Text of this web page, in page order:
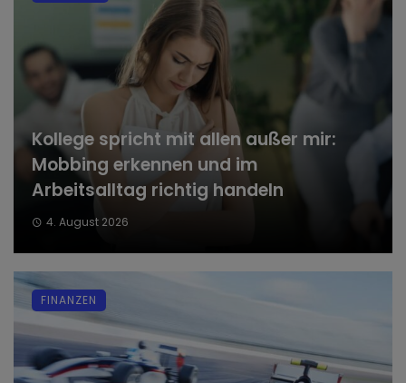
Kollege spricht mit allen außer mir:
Mobbing erkennen und im
Arbeitsalltag richtig handeln
4. August 2026
FINANZEN